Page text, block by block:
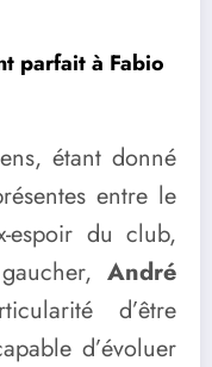
parfait à Fabio
étant donné
entre le
espoir du club,
André
d’être
d’évoluer